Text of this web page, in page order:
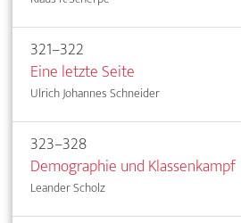
321–322
Eine letzte Seite
Ulrich Johannes Schneider
323–328
Demographie und Klassenkampf
Leander Scholz